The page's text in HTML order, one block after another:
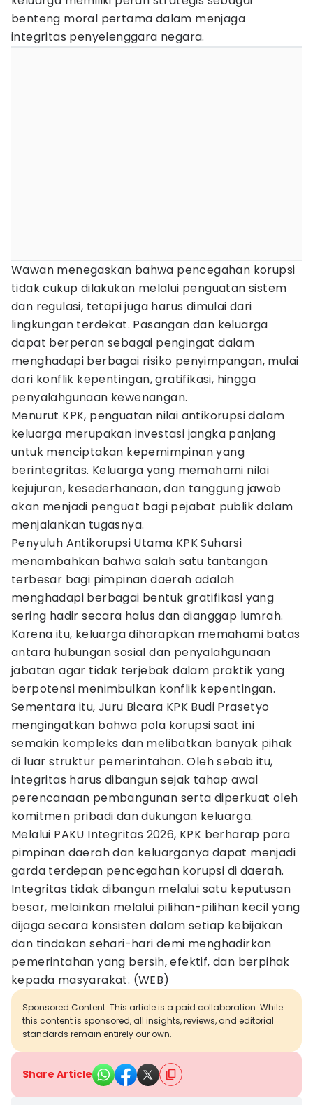
benteng moral pertama dalam menjaga
integritas penyelenggara negara.
Wawan menegaskan bahwa pencegahan korupsi
tidak cukup dilakukan melalui penguatan sistem
dan regulasi, tetapi juga harus dimulai dari
lingkungan terdekat. Pasangan dan keluarga
dapat berperan sebagai pengingat dalam
menghadapi berbagai risiko penyimpangan, mulai
dari konflik kepentingan, gratifikasi, hingga
penyalahgunaan kewenangan.
Menurut KPK, penguatan nilai antikorupsi dalam
keluarga merupakan investasi jangka panjang
untuk menciptakan kepemimpinan yang
berintegritas. Keluarga yang memahami nilai
kejujuran, kesederhanaan, dan tanggung jawab
akan menjadi penguat bagi pejabat publik dalam
menjalankan tugasnya.
Penyuluh Antikorupsi Utama KPK Suharsi
menambahkan bahwa salah satu tantangan
terbesar bagi pimpinan daerah adalah
menghadapi berbagai bentuk gratifikasi yang
sering hadir secara halus dan dianggap lumrah.
Karena itu, keluarga diharapkan memahami batas
antara hubungan sosial dan penyalahgunaan
jabatan agar tidak terjebak dalam praktik yang
berpotensi menimbulkan konflik kepentingan.
Sementara itu, Juru Bicara KPK Budi Prasetyo
mengingatkan bahwa pola korupsi saat ini
semakin kompleks dan melibatkan banyak pihak
di luar struktur pemerintahan. Oleh sebab itu,
integritas harus dibangun sejak tahap awal
perencanaan pembangunan serta diperkuat oleh
komitmen pribadi dan dukungan keluarga.
Melalui PAKU Integritas 2026, KPK berharap para
pimpinan daerah dan keluarganya dapat menjadi
garda terdepan pencegahan korupsi di daerah.
Integritas tidak dibangun melalui satu keputusan
besar, melainkan melalui pilihan-pilihan kecil yang
dijaga secara konsisten dalam setiap kebijakan
dan tindakan sehari-hari demi menghadirkan
pemerintahan yang bersih, efektif, dan berpihak
kepada masyarakat. (WEB)
Sponsored Content: This article is a paid collaboration. While
this content is sponsored, all insights, reviews, and editorial
standards remain entirely our own.
Share Article